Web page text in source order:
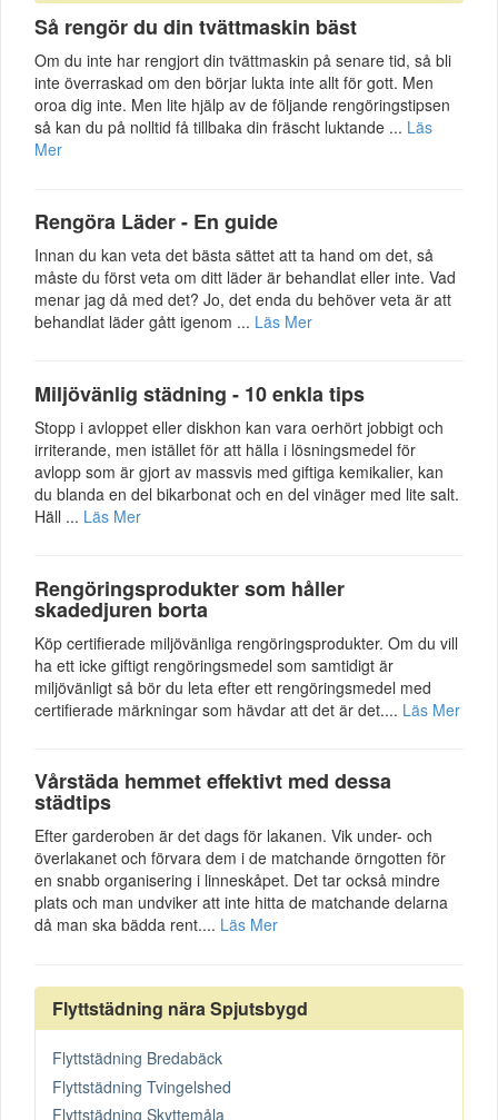
Så rengör du din tvättmaskin bäst
Om du inte har rengjort din tvättmaskin på senare tid, så bli
inte överraskad om den börjar lukta inte allt för gott. Men
oroa dig inte. Men lite hjälp av de följande rengöringstipsen
så kan du på nolltid få tillbaka din fräscht luktande ... Läs
Mer
Rengöra Läder - En guide
Innan du kan veta det bästa sättet att ta hand om det, så
måste du först veta om ditt läder är behandlat eller inte. Vad
menar jag då med det? Jo, det enda du behöver veta är att
behandlat läder gått igenom ... Läs Mer
Miljövänlig städning - 10 enkla tips
Stopp i avloppet eller diskhon kan vara oerhört jobbigt och
irriterande, men istället för att hälla i lösningsmedel för
avlopp som är gjort av massvis med giftiga kemikalier, kan
du blanda en del bikarbonat och en del vinäger med lite salt.
Häll ... Läs Mer
Rengöringsprodukter som håller
skadedjuren borta
Köp certifierade miljövänliga rengöringsprodukter. Om du vill
ha ett icke giftigt rengöringsmedel som samtidigt är
miljövänligt så bör du leta efter ett rengöringsmedel med
certifierade märkningar som hävdar att det är det.... Läs Mer
Vårstäda hemmet effektivt med dessa
städtips
Efter garderoben är det dags för lakanen. Vik under- och
överlakanet och förvara dem i de matchande örngotten för
en snabb organisering i linneskåpet. Det tar också mindre
plats och man undviker att inte hitta de matchande delarna
då man ska bädda rent.... Läs Mer
Flyttstädning nära Spjutsbygd
Flyttstädning Bredabäck
Flyttstädning Tvingelshed
Flyttstädning Skyttemåla